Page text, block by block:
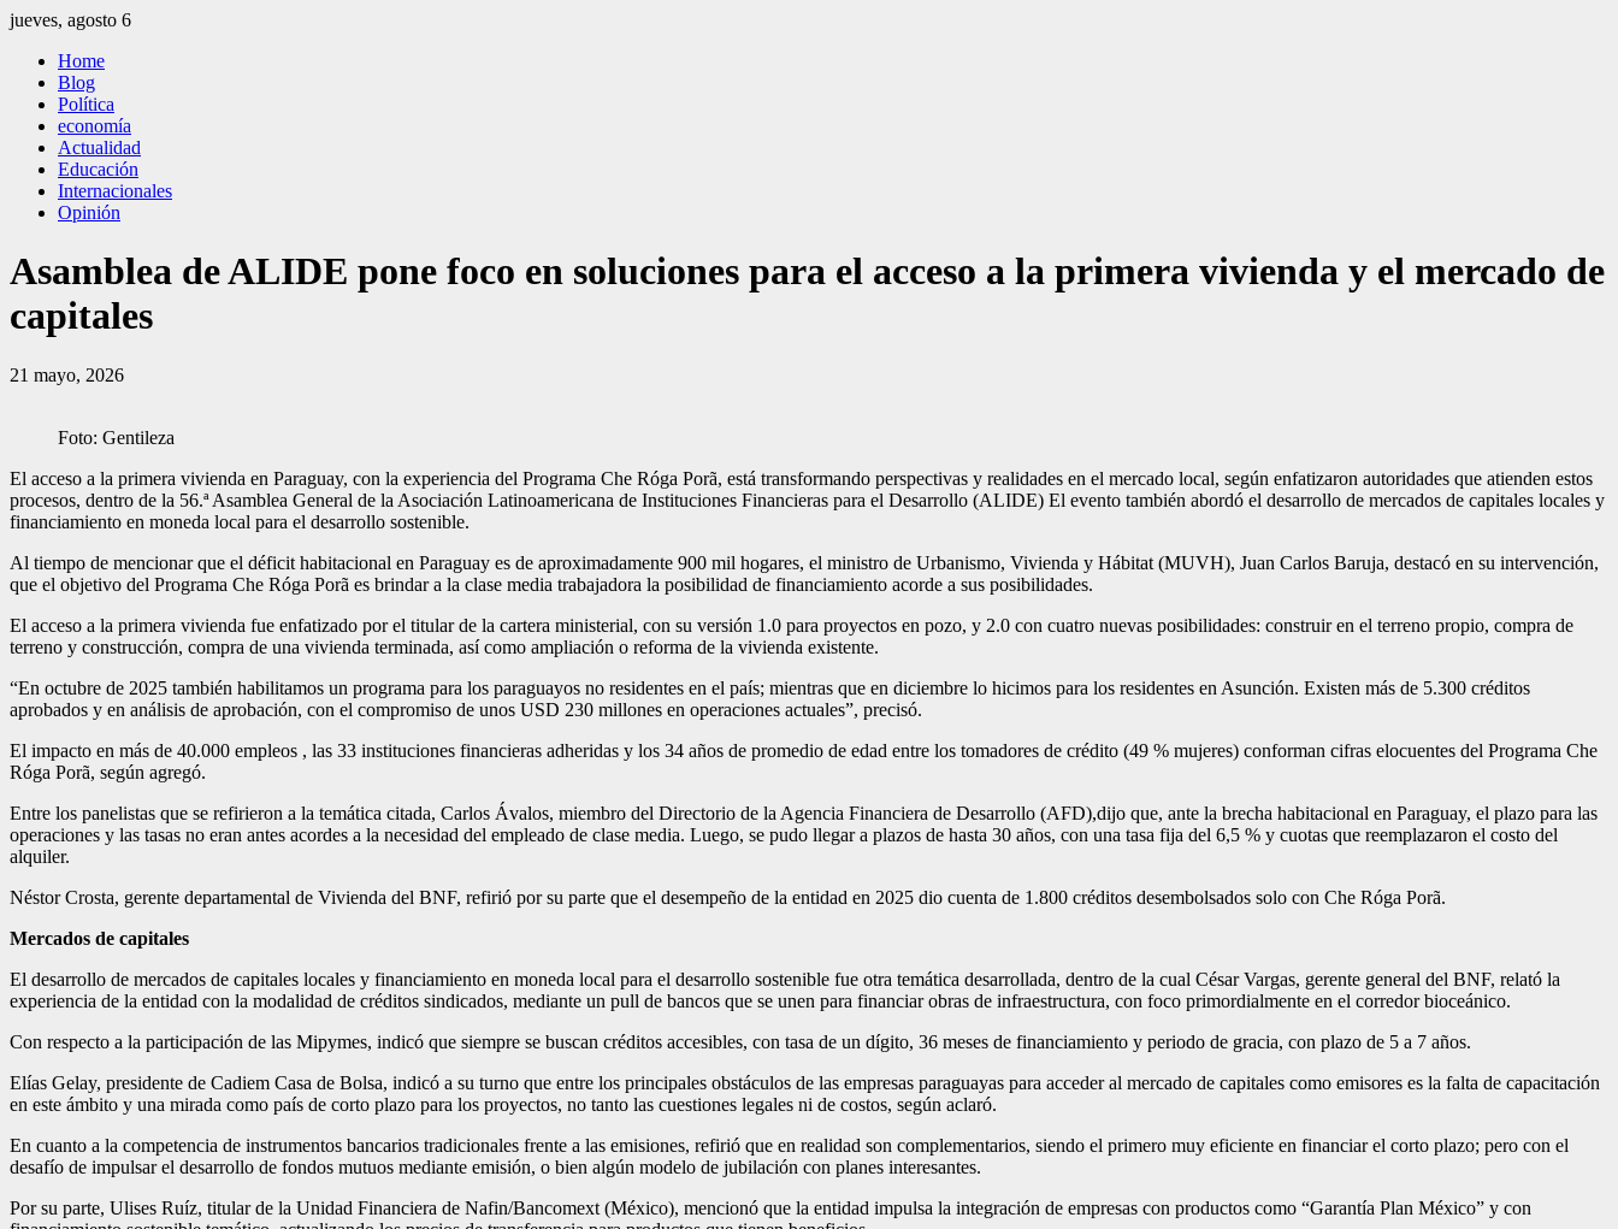
Saltar
contenido
jueves, agosto 6
El Independiente
El independiente Libre y Transparente
Home
Blog
Política
economía
Actualidad
Educación
Internacionales
Opinión
Asamblea de ALIDE pone foco en soluciones para el acceso a la primera vivienda y el mercado de
capitales
21 mayo, 2026
Foto: Gentileza
El acceso a la primera vivienda en Paraguay, con la experiencia del Programa Che Róga Porã, está transformando perspectivas y realidades en el mercado local, según enfatizaron autoridades que atienden estos
procesos, dentro de la 56.ª Asamblea General de la Asociación Latinoamericana de Instituciones Financieras para el Desarrollo (ALIDE) El evento también abordó el desarrollo de mercados de capitales locales y
financiamiento en moneda local para el desarrollo sostenible.
Al tiempo de mencionar que el déficit habitacional en Paraguay es de aproximadamente 900 mil hogares, el ministro de Urbanismo, Vivienda y Hábitat (MUVH), Juan Carlos Baruja, destacó en su intervención,
que el objetivo del Programa Che Róga Porã es brindar a la clase media trabajadora la posibilidad de financiamiento acorde a sus posibilidades.
El acceso a la primera vivienda fue enfatizado por el titular de la cartera ministerial, con su versión 1.0 para proyectos en pozo, y 2.0 con cuatro nuevas posibilidades: construir en el terreno propio, compra de
terreno y construcción, compra de una vivienda terminada, así como ampliación o reforma de la vivienda existente.
“En octubre de 2025 también habilitamos un programa para los paraguayos no residentes en el país; mientras que en diciembre lo hicimos para los residentes en Asunción. Existen más de 5.300 créditos
aprobados y en análisis de aprobación, con el compromiso de unos USD 230 millones en operaciones actuales”, precisó.
El impacto en más de 40.000 empleos , las 33 instituciones financieras adheridas y los 34 años de promedio de edad entre los tomadores de crédito (49 % mujeres) conforman cifras elocuentes del Programa Che
Róga Porã, según agregó.
Entre los panelistas que se refirieron a la temática citada, Carlos Ávalos, miembro del Directorio de la Agencia Financiera de Desarrollo (AFD),dijo que, ante la brecha habitacional en Paraguay, el plazo para las
operaciones y las tasas no eran antes acordes a la necesidad del empleado de clase media. Luego, se pudo llegar a plazos de hasta 30 años, con una tasa fija del 6,5 % y cuotas que reemplazaron el costo del
alquiler.
Néstor Crosta, gerente departamental de Vivienda del BNF, refirió por su parte que el desempeño de la entidad en 2025 dio cuenta de 1.800 créditos desembolsados solo con Che Róga Porã.
Mercados de capitales
El desarrollo de mercados de capitales locales y financiamiento en moneda local para el desarrollo sostenible fue otra temática desarrollada, dentro de la cual César Vargas, gerente general del BNF, relató la
experiencia de la entidad con la modalidad de créditos sindicados, mediante un pull de bancos que se unen para financiar obras de infraestructura, con foco primordialmente en el corredor bioceánico.
Con respecto a la participación de las Mipymes, indicó que siempre se buscan créditos accesibles, con tasa de un dígito, 36 meses de financiamiento y periodo de gracia, con plazo de 5 a 7 años.
Elías Gelay, presidente de Cadiem Casa de Bolsa, indicó a su turno que entre los principales obstáculos de las empresas paraguayas para acceder al mercado de capitales como emisores es la falta de capacitación
en este ámbito y una mirada como país de corto plazo para los proyectos, no tanto las cuestiones legales ni de costos, según aclaró.
En cuanto a la competencia de instrumentos bancarios tradicionales frente a las emisiones, refirió que en realidad son complementarios, siendo el primero muy eficiente en financiar el corto plazo; pero con el
desafío de impulsar el desarrollo de fondos mutuos mediante emisión, o bien algún modelo de jubilación con planes interesantes.
Por su parte, Ulises Ruíz, titular de la Unidad Financiera de Nafin/Bancomext (México), mencionó que la entidad impulsa la integración de empresas con productos como “Garantía Plan México” y con